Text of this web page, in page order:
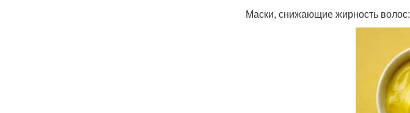
Маски, снижающие жирность волос: